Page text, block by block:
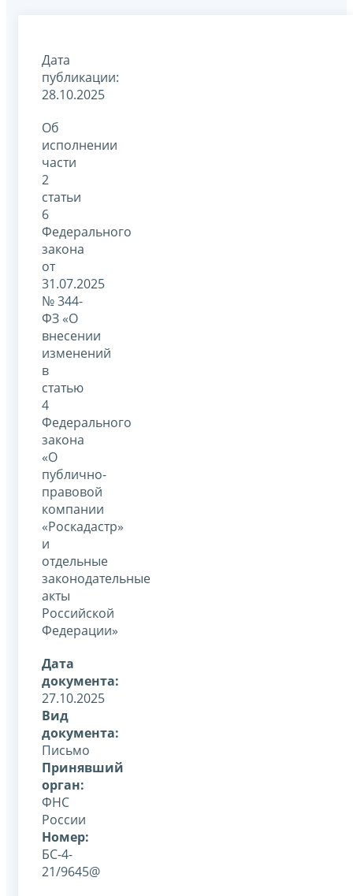
Дата
публикации:
28.10.2025
Об
исполнении
части
2
статьи
6
Федерального
закона
от
31.07.2025
№ 344-
ФЗ «О
внесении
изменений
в
статью
4
Федерального
закона
«О
публично-
правовой
компании
«Роскадастр»
и
отдельные
законодательные
акты
Российской
Федерации»
Дата
документа:
27.10.2025
Вид
документа:
Письмо
Принявший
орган:
ФНС
России
Номер:
БС-4-
21/9645@